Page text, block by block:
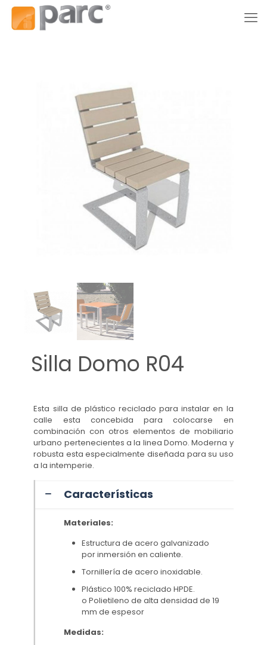
Silla Domo R04
Esta silla de plástico reciclado para instalar en la
calle esta concebida para colocarse en
combinación con otros elementos de mobiliario
urbano pertenecientes a la linea Domo. Moderna y
robusta esta especialmente diseñada para su uso
a la intemperie.
Características
Materiales:
Estructura de acero galvanizado
por inmersión en caliente.
Tornillería de acero inoxidable.
Plástico 100% reciclado HPDE.
o Polietileno de alta densidad de 19
mm de espesor
Medidas: